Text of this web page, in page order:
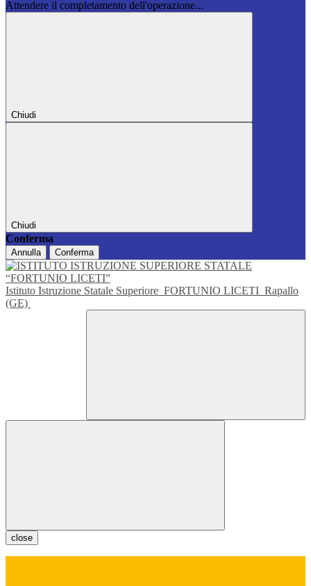
Attendere il completamento dell'operazione...
Chiudi
Chiudi
Conferma
Annulla Conferma
Istituto Istruzione Statale Superiore FORTUNIO LICETI Rapallo
(GE)
close